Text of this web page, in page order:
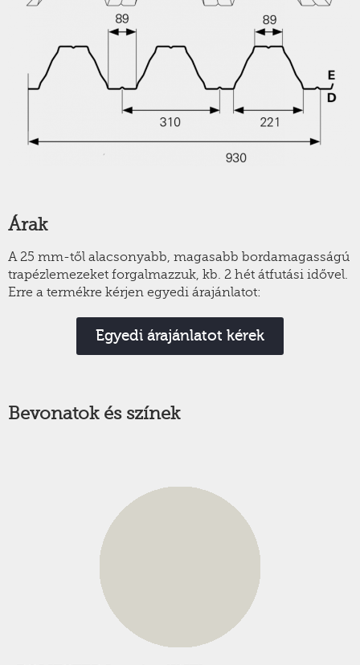
Árak
A 25 mm-től alacsonyabb, magasabb bordamagasságú
trapézlemezeket forgalmazzuk, kb. 2 hét átfutási idővel.
Erre a termékre kérjen egyedi árajánlatot:
Egyedi árajánlatot kérek
Bevonatok és színek